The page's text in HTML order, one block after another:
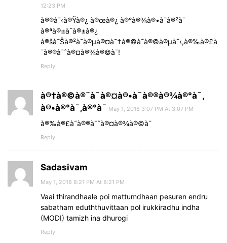
12:23 PM
à®®à¯‹à®Ÿà®¿ à®œà®¿ à®°à®¾à®•à¯à®²à¯
à®ªà®±à¯à®±à®¿
à®šà¯Šà®²à¯à®µà®¤à¯†à®©à¯à®©à®µà¯‹,à®‰à®£à
¯à®®à¯ˆà®¤à®¾à®©à¯!
Reply
à®†à®©à®¨à¯à®¤à®•à¯à®®à®¾à®°à¯,
à®•à®°à¯‚à®°à¯ May 1, 2018 3:07 PM At 3:07 PM
à®‰à®£à¯à®®à¯ˆà®¤à®¾à®©à¯
Reply
Sadasivam
May 1, 2018 8:21 PM At 8:21 PM
Vaai thirandhaale poi mattumdhaan pesuren endru
sabatham eduththuvittaan pol irukkiradhu indha
(MODI) tamizh ina dhurogi
Reply